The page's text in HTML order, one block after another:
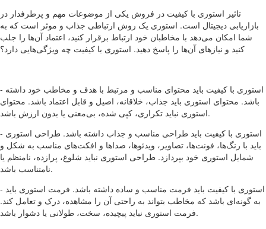
تاثیر استوری با کیفیت در فروش یکی از موضوعات مهم و پرطرفدار در
بازاریابی دیجیتال است. استوری یک روش ارتباطی جذاب و موثر است که به
شما امکان می‌دهد با مخاطبان خود ارتباط برقرار کنید، اعتماد آن‌ها را جلب
کنید و نیازهای آن‌ها را پاسخ دهید. استوری با کیفیت چه ویژگی‌هایی دارد؟
- استوری با کیفیت باید محتوای مناسب و مرتبط با هدف و مخاطب خود داشته
باشد. محتوای استوری باید جذاب، خلاقانه، اصیل و قابل اعتماد باشد. محتوای
استوری نباید تکراری، کپی شده، بی‌معنی یا بدون ارزش باشد.
- استوری با کیفیت باید طراحی مناسب و جذاب داشته باشد. طراحی استوری
باید با رنگ‌ها، فونت‌ها، تصاویر، ویدئوها، صداها و افکت‌های مناسب به شکل و
شمایل استوری خود بپردازد. طراحی استوری نباید شلوغ، پرازده، نامنظم یا
نامتناسب باشد.
- استوری با کیفیت باید فرمت مناسب و ساده داشته باشد. فرمت استوری باید
به گونه‌ای باشد که مخاطب بتواند به راحتی آن را مشاهده، درک و تعامل کند.
فرمت استوری نباید پیچیده، سخت، طولانی یا دشوار باشد.